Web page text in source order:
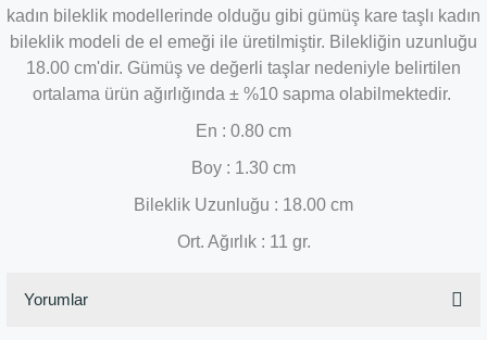
kadın bileklik modellerinde olduğu gibi gümüş kare taşlı kadın
bileklik modeli de el emeği ile üretilmiştir. Bilekliğin uzunluğu
18.00 cm'dir. Gümüş ve değerli taşlar nedeniyle belirtilen
ortalama ürün ağırlığında ± %10 sapma olabilmektedir.
En : 0.80 cm
Boy : 1.30 cm
Bileklik Uzunluğu : 18.00 cm
Ort. Ağırlık : 11 gr.
Yorumlar